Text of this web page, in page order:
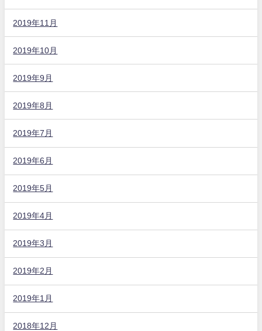
2019年11月
2019年10月
2019年9月
2019年8月
2019年7月
2019年6月
2019年5月
2019年4月
2019年3月
2019年2月
2019年1月
2018年12月